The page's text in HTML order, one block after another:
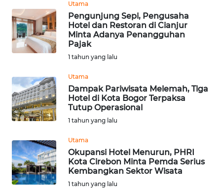
Utama
Pengunjung Sepi, Pengusaha
Hotel dan Restoran di Cianjur
Minta Adanya Penangguhan
Pajak
1 tahun yang lalu
Utama
Dampak Pariwisata Melemah, Tiga
Hotel di Kota Bogor Terpaksa
Tutup Operasional
1 tahun yang lalu
Utama
Okupansi Hotel Menurun, PHRI
Kota Cirebon Minta Pemda Serius
Kembangkan Sektor Wisata
1 tahun yang lalu
Wahana
News
Regional
SUMUT
WN
JAKARTA
WN
JABAR
WN